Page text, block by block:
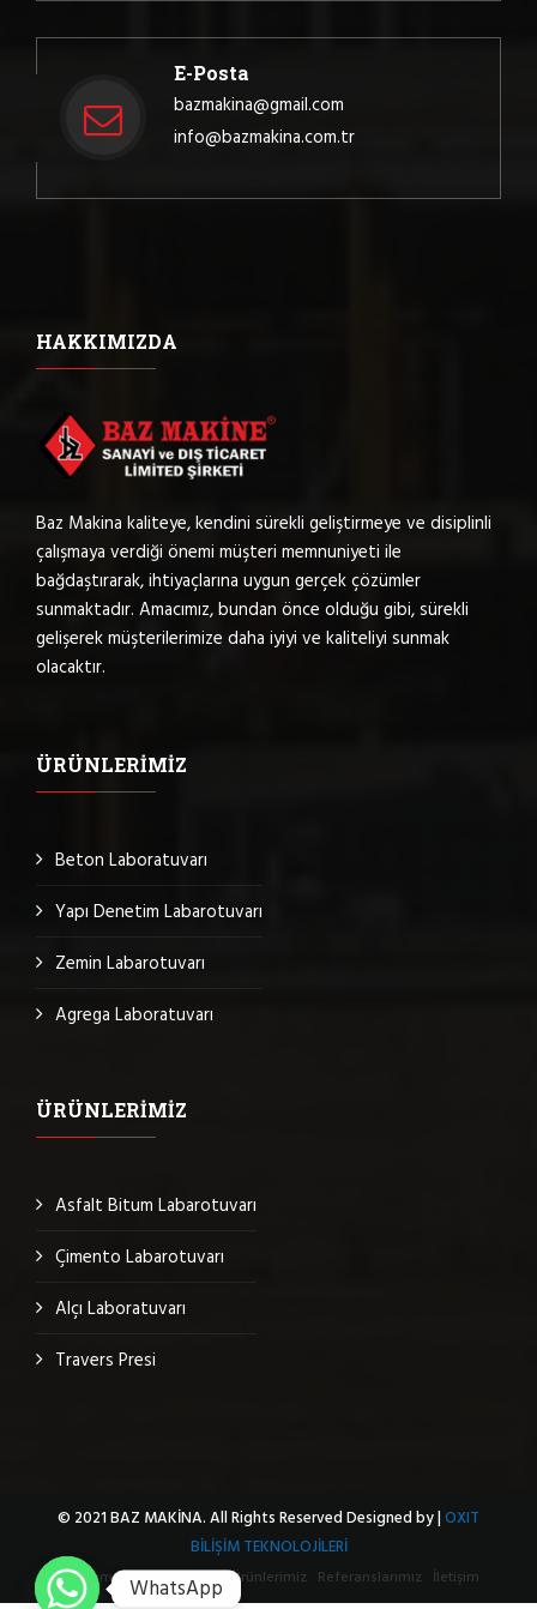
E-Posta
bazmakina@gmail.com
info@bazmakina.com.tr
HAKKIMIZDA
Baz Makina kaliteye, kendini sürekli geliştirmeye ve disiplinli
çalışmaya verdiği önemi müşteri memnuniyeti ile
bağdaştırarak, ihtiyaçlarına uygun gerçek çözümler
sunmaktadır. Amacımız, bundan önce olduğu gibi, sürekli
gelişerek müşterilerimize daha iyiyi ve kaliteliyi sunmak
olacaktır.
ÜRÜNLERIMIZ
Beton Laboratuvarı
Yapı Denetim Labarotuvarı
Zemin Labarotuvarı
Agrega Laboratuvarı
ÜRÜNLERIMIZ
Asfalt Bitum Labarotuvarı
Çimento Labarotuvarı
Alçı Laboratuvarı
Travers Presi
© 2021 BAZ MAKİNA. All Rights Reserved Designed by |OXIT
BİLİŞİM TEKNOLOJİLERİ
Hakkımızda Sertifikalar Ürünlerimiz Referanslarımız İletişim
WhatsApp